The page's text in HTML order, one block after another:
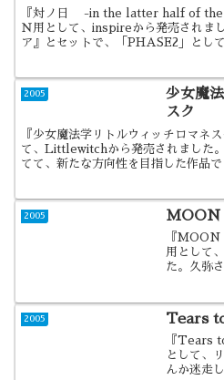
『対ノ日 -in the latter half of the
Ｎ用として、inspireから発売されま
ア』とセットで、「PHASE2」とし
2005
少女魔
スク
『少女魔法学リトルウィッチロマネ
て、Littlewitchから発売されました
てて、新たな方向性を目指した作品で
2005 MOON
『
用として
た。久弥
2005 Tears
『Tears
として、
んか迷走